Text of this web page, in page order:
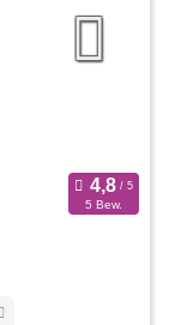
5 Bew.